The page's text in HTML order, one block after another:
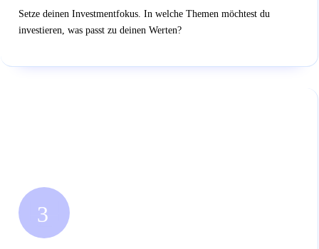
Setze deinen Investmentfokus. In welche Themen möchtest du
investieren, was passt zu deinen Werten?